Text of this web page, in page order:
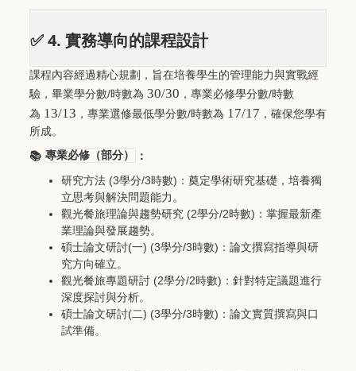
✅ 4.實務導向的課程設計
課程內容經過精心規劃，旨在培養學生的管理能力與實戰經
驗，畢業學分數/時數為 30/30 ，專業必修學分數/時數
為 13/13 ，專業選修最低學分數/時數為 17/17 ，確保您學有
所成。
📚 專業必修（部分） ：
研究方法 (3學分/3 時數) ：奠定學術研究基礎，培養獨
立思考與解決問題能力。
觀光餐旅理論與趨勢研究 (2學分/2 時數) ：掌握最新產
業理論與發展趨勢。
碩士論文研討(一) (3學分/3 時數) ：論文撰寫指導與研
究方向確立。
觀光餐旅專題研討 (2學分/2 時數) ：針對特定議題進行
深度探討與分析。
碩士論文研討(二) (3學分/3 時數) ：論文實質撰寫與口
試準備。